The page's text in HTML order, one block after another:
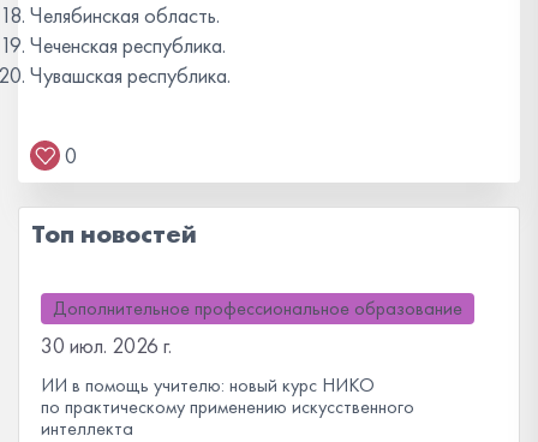
Челябинская область.
Чеченская республика.
Чувашская республика.
0
Топ новостей
Дополнительное профессиональное образование
30 июл. 2026 г.
ИИ в помощь учителю: новый курс НИКО
по практическому применению искусственного
интеллекта